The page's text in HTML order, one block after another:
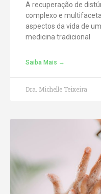
A recuperação de
complexo e
aspectos da vida de
medicina tradicional
Saiba Mais →
Dra. Michelle Teixeira